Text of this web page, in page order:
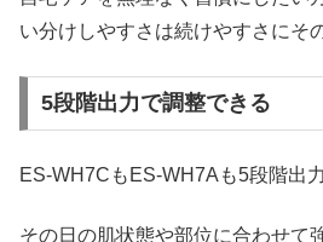
い分けしやすさは続けやすさにそ
5段階出力で調整できる
ES-WH7CもES-WH7Aも5段階出
その日の肌状態や部位に合わせて